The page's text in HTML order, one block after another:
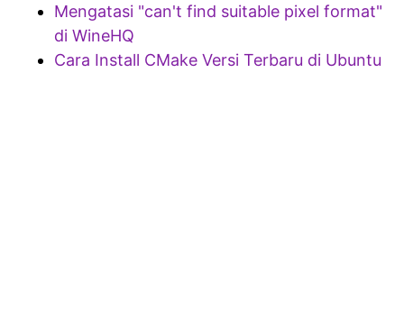
Mengatasi "can't find suitable pixel format"
di WineHQ
Cara Install CMake Versi Terbaru di Ubuntu